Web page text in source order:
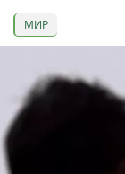
МИР